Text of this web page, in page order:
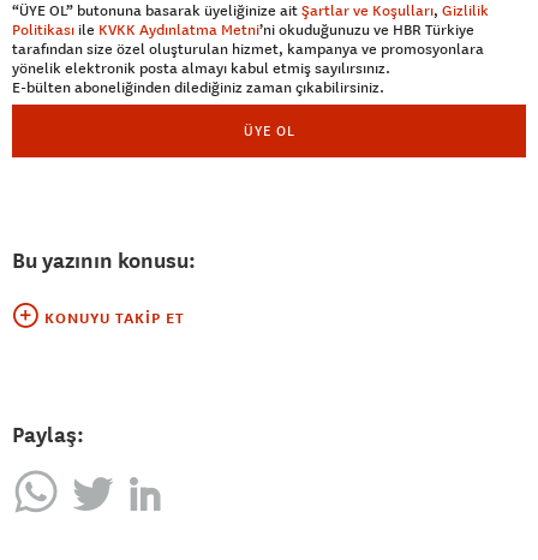
“ÜYE OL” butonuna basarak üyeliğinize aitŞartlar ve Koşulları, Gizlilik
Politikası ile KVKK Aydınlatma Metni’ni okuduğunuzu ve HBR Türkiye
tarafından size özel oluşturulan hizmet, kampanya ve promosyonlara
yönelik elektronik posta almayı kabul etmiş sayılırsınız.
E-bülten aboneliğinden dilediğiniz zaman çıkabilirsiniz.
ÜYE OL
Bu yazının konusu:
KONUYU TAKIP ET
Paylaş: